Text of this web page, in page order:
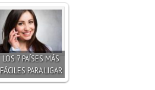
LOS 7 PAÍSES MÁS
FÁCILES PARA LIGAR